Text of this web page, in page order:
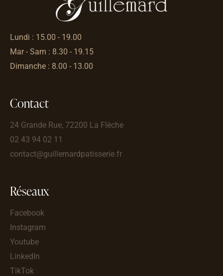
Lundi : 15.00 - 19.00
Mar - Sam : 8.30 - 19.15
Dimanche : 8.00 - 13.00
Contact
24 Grande Rue, 72200 La Flèche
02 43 94 02 11
contact@guillemardpatisserie.fr
Réseaux
Facebook
Instagram
Youtube
LinkedIn
TikTok